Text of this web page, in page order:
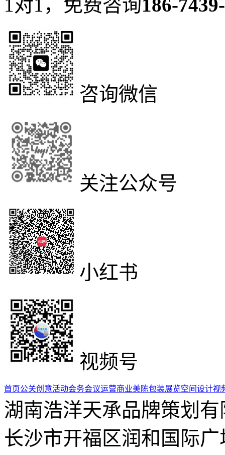
1对1，免费咨询186-
咨询微信
关注公众号
小红书
视频号
首页公关创意活动会务会议运营商业美陈包装展览空间设计视
湖南浩洋天承品牌策划
长沙市开福区润和国际广